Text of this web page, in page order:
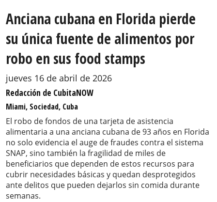
Anciana cubana en Florida pierde
su única fuente de alimentos por
robo en sus food stamps
jueves 16 de abril de 2026
Redacción de CubitaNOW
Miami, Sociedad, Cuba
El robo de fondos de una tarjeta de asistencia
alimentaria a una anciana cubana de 93 años en Florida
no solo evidencia el auge de fraudes contra el sistema
SNAP, sino también la fragilidad de miles de
beneficiarios que dependen de estos recursos para
cubrir necesidades básicas y quedan desprotegidos
ante delitos que pueden dejarlos sin comida durante
semanas.